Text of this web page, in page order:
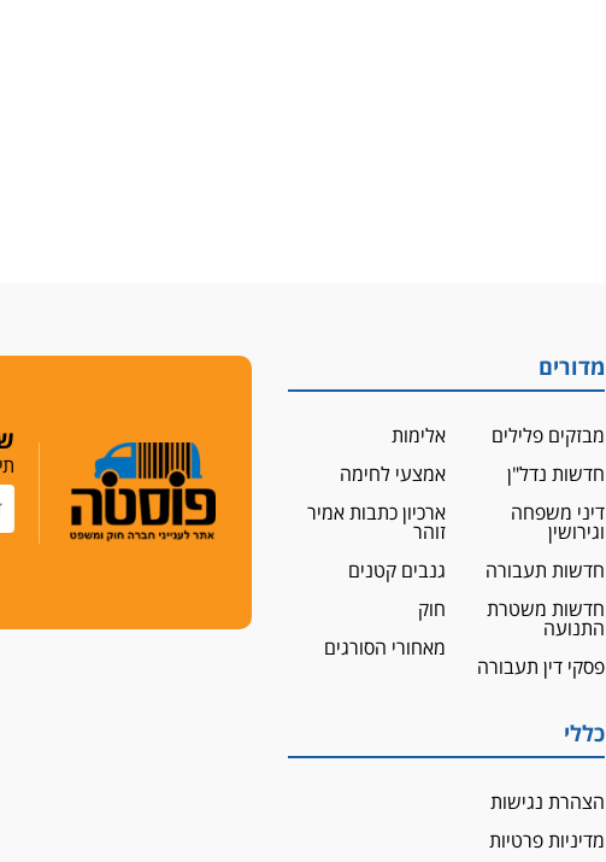
מדורים
מבזקים פלילים
חדשות נדל"ן
דיני משפחה
וגירושין
חדשות תעבורה
חדשות משטרת
התנועה
פסקי דין תעבורה
אלימות
אמצעי לחימה
ארכיון כתבות אמיר
זוהר
גנבים קטנים
חוק
מאחורי הסורגים
כללי
הצהרת נגישות
מדיניות פרטיות